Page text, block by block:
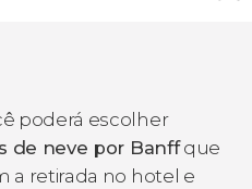
poderá escolher
de neve por Banffque
a retirada no hotel e